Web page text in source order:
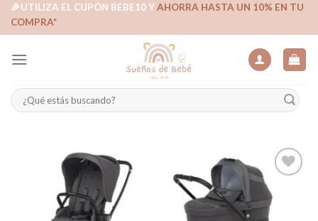
Skip🎉UTILIZA EL CUPÓN BEBE10 YAHORRA HASTA UN 10% EN TU
COMPRA*
Buscar
por:
Añadir